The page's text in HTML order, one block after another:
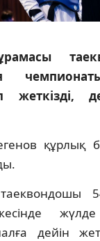
жеткізді,
құрлық
дейін